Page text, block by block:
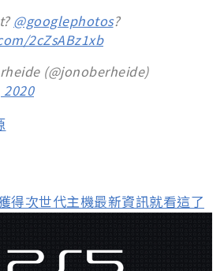
@googlephotos?
2cZsABz1xb
(@jonoberheide)
得次世代主機最新資訊就看這了